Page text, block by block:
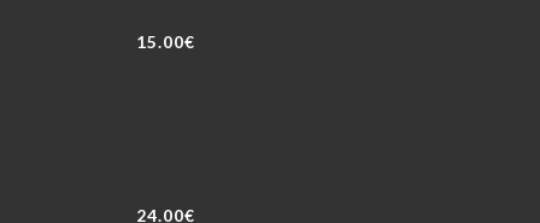
15.00€
24.00€